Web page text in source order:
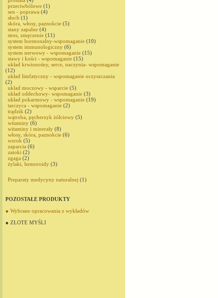
przeciwbólowe (1)
sen - poprawa (4)
słuch (1)
skóra, włosy, paznokcie (5)
stany zapalne (4)
stres, zmęczenie (11)
system hormonalny-wspomaganie (10)
system immunologiczny (6)
system nerwowy - wspomaganie (15)
stawy i kości - wspomaganie (15)
układ krwionośny, serce, naczynia- wspomaganie
(12)
układ limfatyczny - wspomaganie oczyszczania
(2)
uklad moczowy - wsparcie (5)
układ oddechowy- wspomaganie (3)
układ pokarmowy - wspomaganie (19)
tarczyca - wspomaganie (2)
trądzik (2)
wątroba, pęcherzyk żółciowy (5)
witaminy (6)
witaminy i minerały (8)
włosy, skóra, paznokcie (6)
wzrok (5)
zaparcia (6)
zatoki (2)
zgaga (2)
żylaki, hemoroidy (3)
Preparaty medycyny naturalnej (1)
POZOSTAŁE PRODUKTY
● Wybrane opracowania z wykładów
● ZŁOTE MYŚLI